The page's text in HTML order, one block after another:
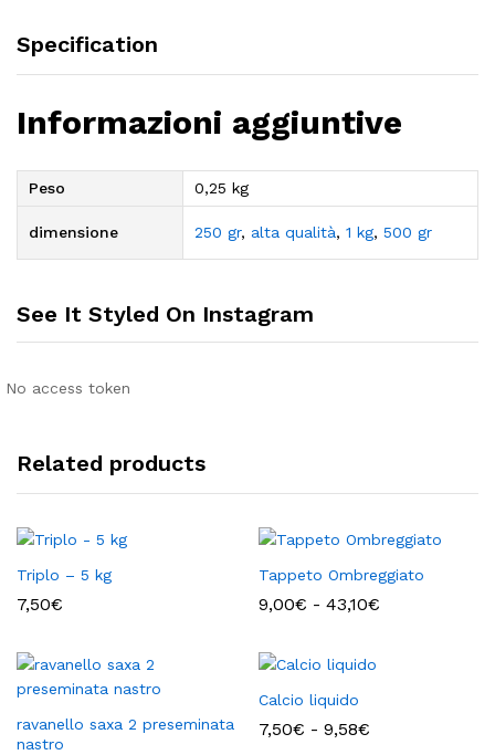
Specification
Informazioni aggiuntive
Peso 0,25 kg
dimensione 250 gr, alta qualità, 1 kg, 500 gr
See It Styled On Instagram
No access token
Related products
Triplo – 5 kg
7,50€
Tappeto Ombreggiato
9,00€ - 43,10€
ravanello saxa 2 preseminata
nastro
Calcio liquido
7,50€ - 9,58€